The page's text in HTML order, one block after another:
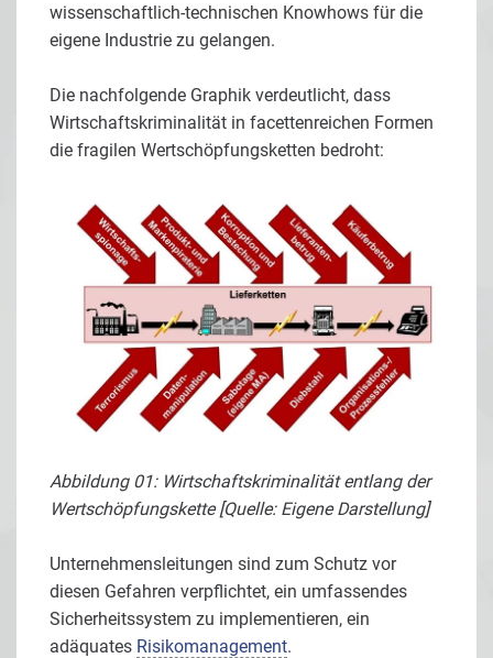
wissenschaftlich-technischen Knowhows für die
eigene Industrie zu gelangen.
Die nachfolgende Graphik verdeutlicht, dass
Wirtschaftskriminalität in facettenreichen Formen
die fragilen Wertschöpfungsketten bedroht:
Abbildung 01: Wirtschaftskriminalität entlang der
Wertschöpfungskette [Quelle: Eigene Darstellung]
Unternehmensleitungen sind zum Schutz vor
diesen Gefahren verpflichtet, ein umfassendes
Sicherheitssystem zu implementieren, ein
adäquates Risikomanagement.